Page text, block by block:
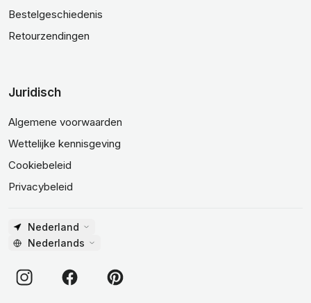
Bestelgeschiedenis
Retourzendingen
Juridisch
Algemene voorwaarden
Wettelijke kennisgeving
Cookiebeleid
Privacybeleid
Nederland
Nederlands